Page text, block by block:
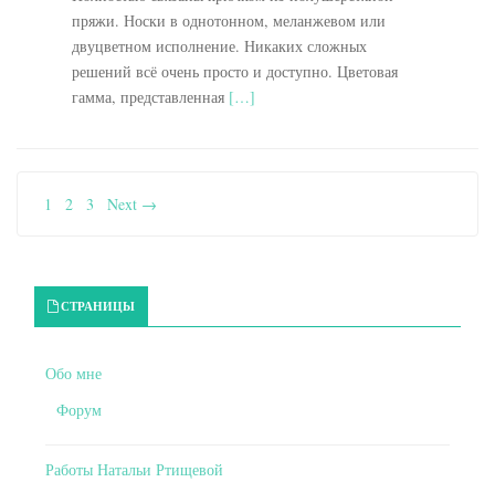
пряжи. Носки в однотонном, меланжевом или
двуцветном исполнение. Никаких сложных
решений всё очень просто и доступно. Цветовая
гамма, представленная […]
1 2 3 Next →
Primary Sidebar
СТРАНИЦЫ
Обо мне
Форум
Работы Натальи Ртищевой